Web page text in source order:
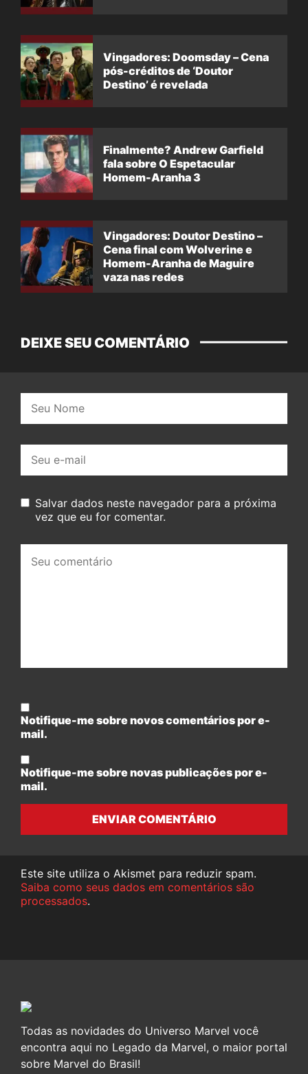
Vingadores: Doomsday – Cena
pós-créditos de ‘Doutor
Destino’ é revelada
Finalmente? Andrew Garfield
fala sobre O Espetacular
Homem-Aranha 3
Vingadores: Doutor Destino –
Cena final com Wolverine e
Homem-Aranha de Maguire
vaza nas redes
DEIXE SEU COMENTÁRIO
mail:
Salvar dados neste navegador para a próxima
vez que eu for comentar.
comentário:
Notifique-me sobre novos comentários por e-
mail.
Notifique-me sobre novas publicações por e-
mail.
ENVIAR COMENTÁRIO
Este site utiliza o Akismet para reduzir spam.
Saiba como seus dados em comentários são
processados.
Todas as novidades do Universo Marvel você
encontra aqui no Legado da Marvel, o maior portal
sobre Marvel do Brasil!